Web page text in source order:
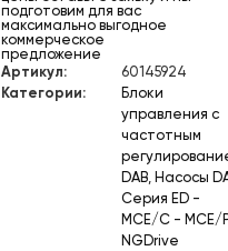
подготовим для вас
максимально выгодное
коммерческое
предложение
Артикул:
60145924
Категории:
Блоки
управления с
частотным
DAB, Насосы
Серия ED -
MCE/C - MCE/
NGDrive